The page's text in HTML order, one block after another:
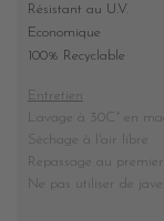
Résistant au U.V.
Economique
100% Recyclable
Entretien
Lavage à 30C° en
Séchage à l'air libre
Repassage au
Ne pas utiliser de